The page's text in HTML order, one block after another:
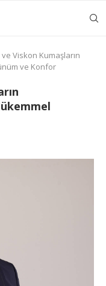
Viskon Kumaşların
ve Konfor